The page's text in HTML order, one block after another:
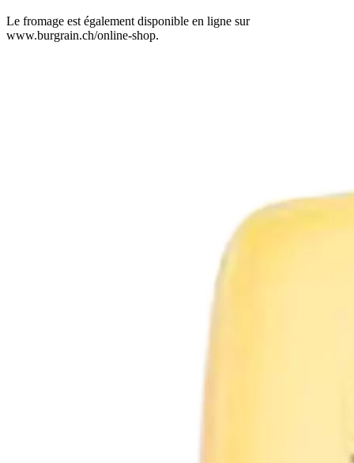
Le fromage est également disponible en ligne sur
www.burgrain.ch/online-shop.